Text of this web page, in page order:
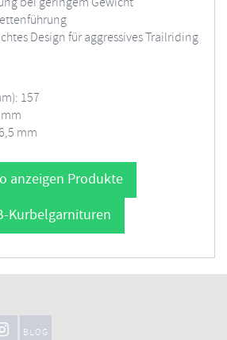
Design für aggressives Trailriding
157
mm
anzeigen Produkte
Kurbelgarnituren
BLOG